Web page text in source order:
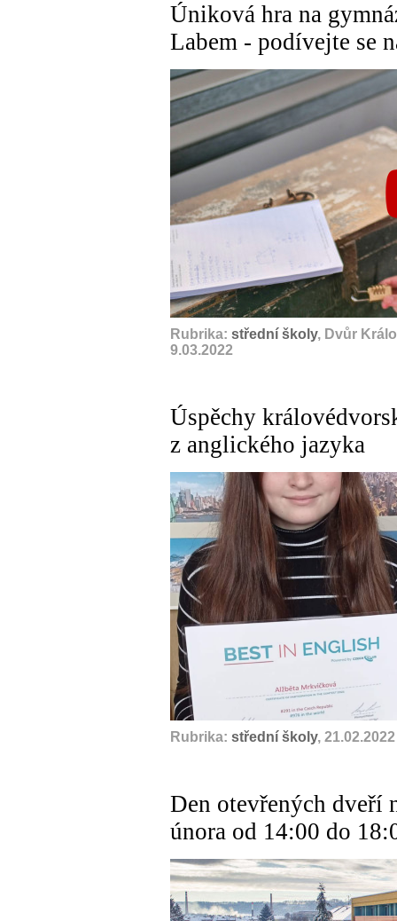
Úniková hra na
Labem - podívejte se
Rubrika: střední školy, Dvůr
9.03.2022
Úspěchy
z anglického jazyka
Rubrika: střední školy, 21.02.2022
Den otevřených dveří
února od 14:00 do